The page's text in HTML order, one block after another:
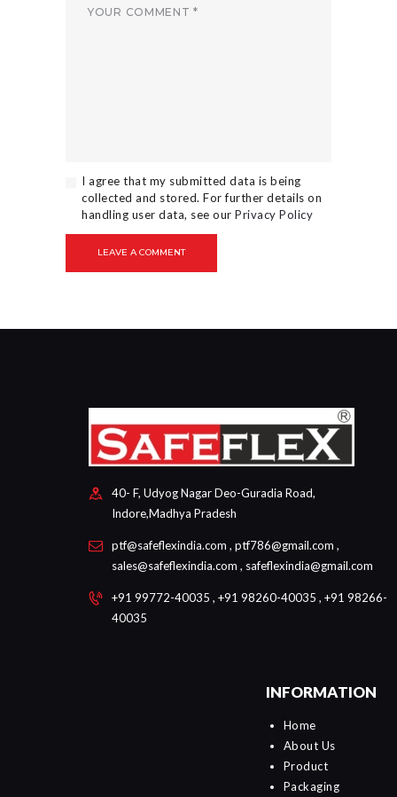
I agree that my submitted data is being
collected and stored. For further details on
handling user data, see ourPrivacy Policy
40- F, Udyog Nagar Deo-Guradia Road,
Indore,Madhya Pradesh
ptf@safeflexindia.com , ptf786@gmail.com ,
sales@safeflexindia.com , safeflexindia@gmail.com
+91 99772-40035 , +91 98260-40035 , +91 98266-
40035
INFORMATION
Home
About Us
Product
Packaging